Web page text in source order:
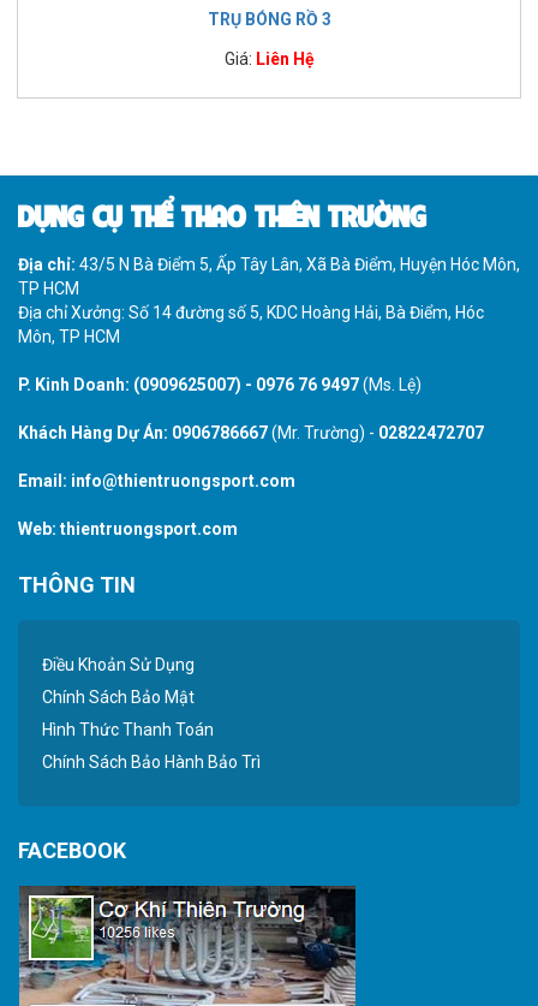
TRỤ BÓNG RỒ 3
Giá: Liên Hệ
DỤNG CỤ THỂ THAO THIÊN TRƯỜNG
Địa chỉ: 43/5 N Bà Điểm 5, Ấp Tây Lân, Xã Bà Điểm, Huyện Hóc Môn,
TP HCM
Địa chỉ Xưởng: Số 14 đường số 5, KDC Hoàng Hải, Bà Điểm, Hóc
Môn, TP HCM
P. Kinh Doanh: (0909625007) - 0976 76 9497(Ms. Lệ)
Khách Hàng Dự Án: 0906786667(Mr. Trường) - 02822472707
Email: info@thientruongsport.com
Web: thientruongsport.com
THÔNG TIN
Điều Khoản Sử Dụng
Chính Sách Bảo Mật
Hình Thức Thanh Toán
Chính Sách Bảo Hành Bảo Trì
FACEBOOK